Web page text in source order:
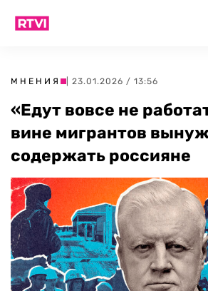
МНЕНИЯ | 23.01.2026 / 13:56
«Едут вовсе не
вине мигрантов
содержать россияне